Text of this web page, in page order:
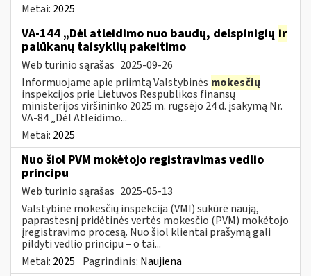
Metai: 2025
VA-144 „Dėl atleidimo nuo baudų, delspinigių ir
palūkanų taisyklių pakeitimo
Web turinio sąrašas 2025-09-26
Informuojame apie priimtą Valstybinės mokesčių
inspekcijos prie Lietuvos Respublikos finansų
ministerijos viršininko 2025 m. rugsėjo 24 d. įsakymą Nr.
VA-84 „Dėl Atleidimo...
Metai: 2025
Nuo šiol PVM mokėtojo registravimas vedlio
principu
Web turinio sąrašas 2025-05-13
Valstybinė mokesčių inspekcija (VMI) sukūrė naują,
paprastesnį pridėtinės vertės mokesčio (PVM) mokėtojo
įregistravimo procesą. Nuo šiol klientai prašymą gali
pildyti vedlio principu – o tai...
Metai: 2025 Pagrindinis: Naujiena